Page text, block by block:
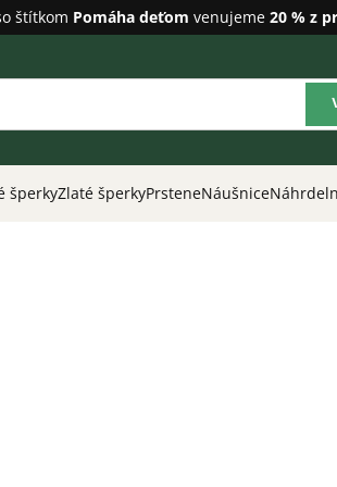
štítkom Pomáha deťom venujeme 20 % z
šperkyZlaté šperkyPrsteneNáušnice